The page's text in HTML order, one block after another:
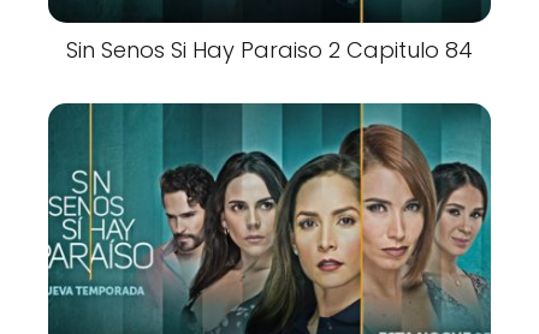
Sin Senos Si Hay Paraiso 2 Capitulo 84